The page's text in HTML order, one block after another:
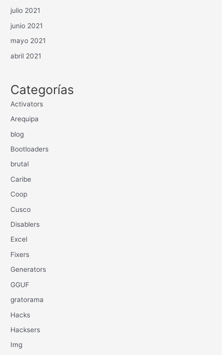
julio 2021
junio 2021
mayo 2021
abril 2021
Categorías
Activators
Arequipa
blog
Bootloaders
brutal
Caribe
Coop
Cusco
Disablers
Excel
Fixers
Generators
GGUF
gratorama
Hacks
Hacksers
Img